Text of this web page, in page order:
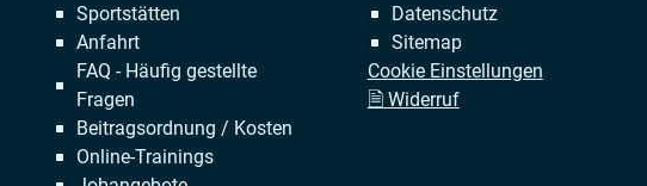
Sportstätten
Anfahrt
FAQ - Häufig gestellte
Fragen
Beitragsordnung / Kosten
Online-Trainings
Datenschutz
Sitemap
Cookie Einstellungen
🗎 Widerruf